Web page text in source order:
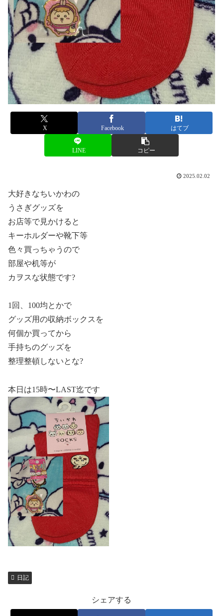
X Facebook はてブ
LINE コピー
2025.02.02
大好きなちいかわの
うさぎグッズを
お店等で見かけると
キーホルダーや靴下等
色々買っちゃうので
部屋や机等が
カヲスな状態です?
1回、100均とかで
グッズ用の収納ボックスを
何個か買ってから
手持ちのグッズを
整理整頓しないとな?
本日は15時〜LAST迄です
日記
シェアする